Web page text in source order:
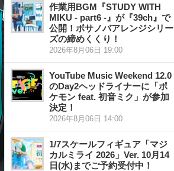
作業用BGM『STUDY WITH
MIKU - part6 -』が『39ch』で
公開！ボサノバアレンジシリー
ズの締めくくり！
2026年8月06日 19:00
YouTube Music Weekend 12.0
のDay2ヘッドライナーに「ポ
ケモン feat. 初音ミク」が参加
決定！
2026年8月06日 14:00
1/7スケールフィギュア「マジ
カルミライ 2026」Ver. 10月14
日(水)までご予約受付中！